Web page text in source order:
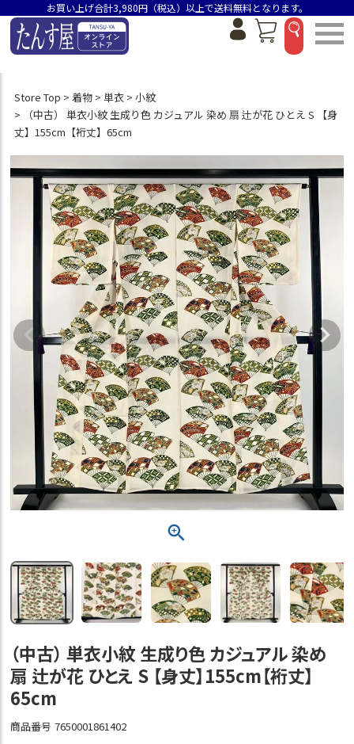
お買い上げ合計3,980円（税込）以上で送料無料となります。
Store Top 着物 単衣
小紋
（中古） 単衣小紋 生成り色 カジュアル 染め 扇 辻が花 ひとえ S 【身
丈】155cm【裄丈】65cm
（中古） 単衣小紋 生成り色 カジュアル 染め
扇 辻が花 ひとえ S 【身丈】155cm【裄丈】
65cm
商品番号 7650001861402